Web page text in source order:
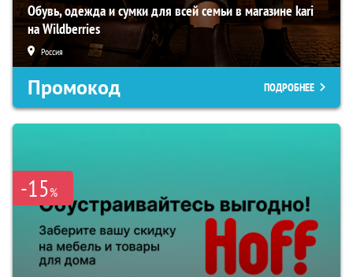
Обувь, одежда и сумки для всей семьи в магазине kari
на Wildberries
Россия
Промокод ПОДРОБНЕЕ
-15%